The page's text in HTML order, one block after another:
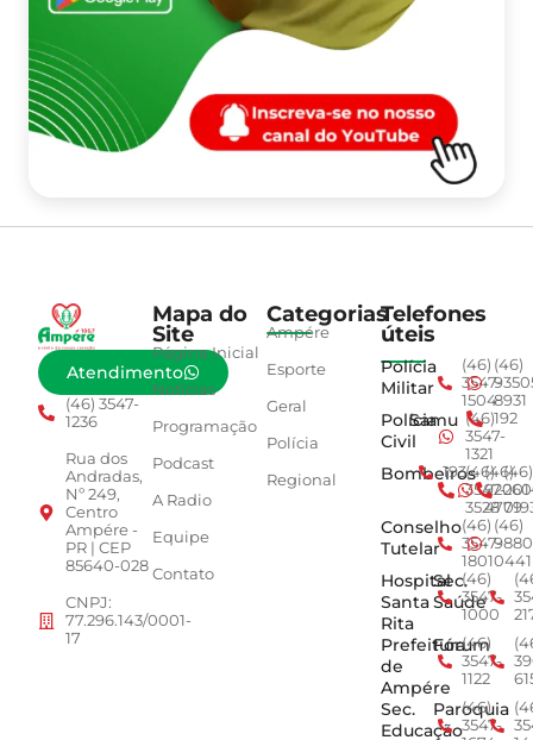
Atendimento
(46) 3547-
1236
Rua dos
Andradas,
Nº 249,
Centro
Ampére -
PR | CEP
85640-028
CNPJ:
77.296.143/0001-
17
Mapa do
Site
Página Inicial
Notícias
Programação
Podcast
A Radio
Equipe
Contato
Categorias
Ampére
Esporte
Geral
Polícia
Regional
Telefones
úteis
Polícia
Militar
(46)
3547-
1504
(46)
8931
Polícia
Civil
Samu (46)
3547-
1321
192
Bombeiros
193(46)
3547-
3528
(46)
4779
(46)
Conselho
Tutelar
(46)
3547-
1801
(46)
0441
Hospital
Santa
Rita
Sec.
Saúde
(46)
3547-
1000
Prefeitura
de
Ampére
Fórum
(46)
3547-
1122
Sec.
Educação
Paroquia
(46)
3547-